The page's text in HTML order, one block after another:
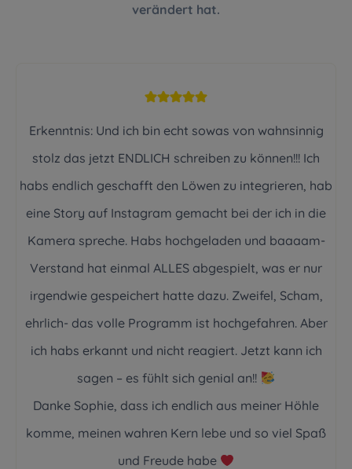
verändert hat.
Erkenntnis: Und ich bin echt sowas von wahnsinnig
stolz das jetzt ENDLICH schreiben zu können!!! Ich
habs endlich geschafft den Löwen zu integrieren, hab
eine Story auf Instagram gemacht bei der ich in die
Kamera spreche. Habs hochgeladen und baaaam-
Verstand hat einmal ALLES abgespielt, was er nur
irgendwie gespeichert hatte dazu. Zweifel, Scham,
ehrlich- das volle Programm ist hochgefahren. Aber
ich habs erkannt und nicht reagiert. Jetzt kann ich
sagen – es fühlt sich genial an!!
Danke Sophie, dass ich endlich aus meiner Höhle
komme, meinen wahren Kern lebe und so viel Spaß
und Freude habe